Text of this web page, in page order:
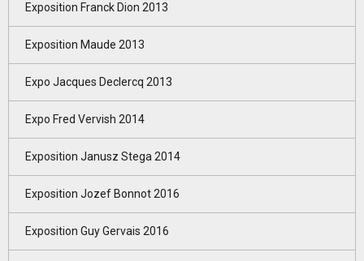
Exposition Franck Dion 2013
Exposition Maude 2013
Expo Jacques Declercq 2013
Expo Fred Vervish 2014
Exposition Janusz Stega 2014
Exposition Jozef Bonnot 2016
Exposition Guy Gervais 2016